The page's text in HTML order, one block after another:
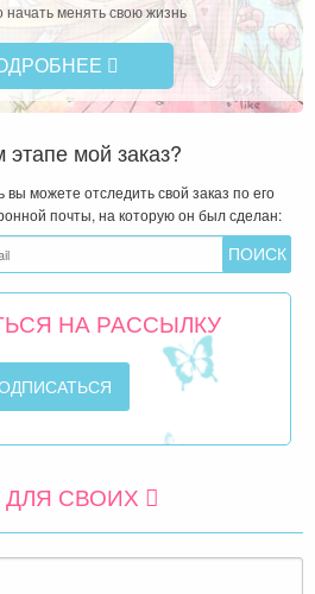
начать менять свою жизнь
этапе мой заказ?
можете отследить свой заказ по его
почты, на которую он был сделан:
НА РАССЫЛКУ
ДЛЯ СВОИХ